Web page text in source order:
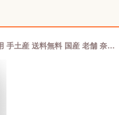
【特選奈良漬 総本舗増田屋 瓜の奈良漬 1袋(500g)】お取り寄せ 自宅用 手土産 送料無料 国産 老舗 奈良漬け 食べ比べ 人気 お返し 奈良 御祝 御礼 ならづけ なら漬け 漬物 真空パック 個包装 おつまみ ごはんのお供 酒のあて うり 酒粕 酒かす 国産野菜